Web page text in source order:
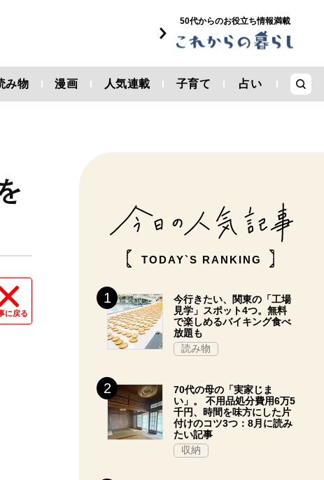
50代からのお役立ち情報満載
み物 漫画 人気連載 子育て 占い
に戻る
TODAY`S RANKING
今行きたい、関東の「工場
見学」スポット4つ。無料
で楽しめるバイキング食べ
放題も
読み物
70代の母の「実家じま
い」。 不用品処分費用6万5
千円、時間を味方にした片
付けのコツ3つ：8月に読み
たい記事
収納